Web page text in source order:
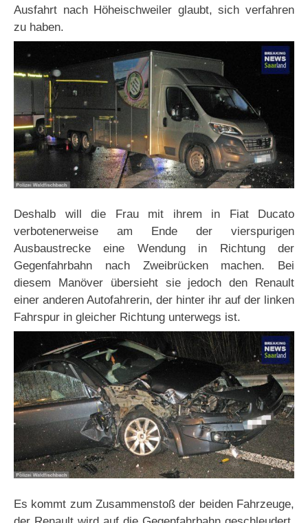
Ausfahrt nach Höheischweiler glaubt, sich verfahren
zu haben.
Deshalb will die Frau mit ihrem in Fiat Ducato
verbotenerweise am Ende der vierspurigen
Ausbaustrecke eine Wendung in Richtung der
Gegenfahrbahn nach Zweibrücken machen. Bei
diesem Manöver übersieht sie jedoch den Renault
einer anderen Autofahrerin, der hinter ihr auf der linken
Fahrspur in gleicher Richtung unterwegs ist.
Es kommt zum Zusammenstoß der beiden Fahrzeuge,